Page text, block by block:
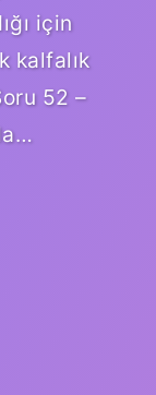
için
kalfalık
52 –